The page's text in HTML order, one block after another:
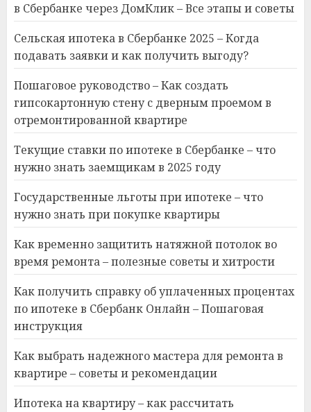
в Сбербанке через ДомКлик – Все этапы и советы
Сельская ипотека в Сбербанке 2025 – Когда
подавать заявки и как получить выгоду?
Пошаговое руководство – Как создать
гипсокартонную стену с дверным проемом в
отремонтированной квартире
Текущие ставки по ипотеке в Сбербанке – что
нужно знать заемщикам в 2025 году
Государственные льготы при ипотеке – что
нужно знать при покупке квартиры
Как временно защитить натяжной потолок во
время ремонта – полезные советы и хитрости
Как получить справку об уплаченных процентах
по ипотеке в Сбербанк Онлайн – Пошаговая
инструкция
Как выбрать надежного мастера для ремонта в
квартире – советы и рекомендации
Ипотека на квартиру – как рассчитать